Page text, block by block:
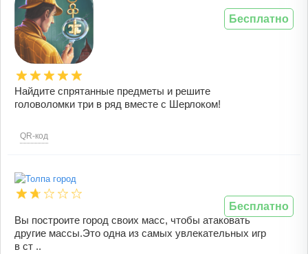
Найдите спрятанные предметы и решите
головоломки три в ряд вместе с Шерлоком!
QR-код
Бесплатно
Вы построите город своих масс, чтобы атаковать
другие массы.Это одна из самых увлекательных игр
в ст ..
Бесплатно